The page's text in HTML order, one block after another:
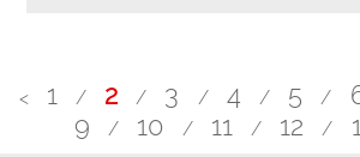
< 1 / 2 / 3 / 4 / 5 /
9 / 10 / 11 / 12 /